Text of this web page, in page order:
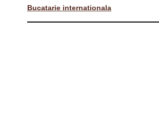
Bucatarie internationala